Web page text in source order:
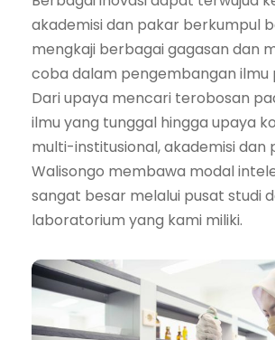
akademisi dan pakar berkumpul
mengkaji berbagai gagasan dan
coba dalam pengembangan ilmu
Dari upaya mencari terobosan
ilmu yang tunggal hingga upaya
multi-institusional, akademisi dan
Walisongo membawa modal
sangat besar melalui pusat studi
laboratorium yang kami miliki.